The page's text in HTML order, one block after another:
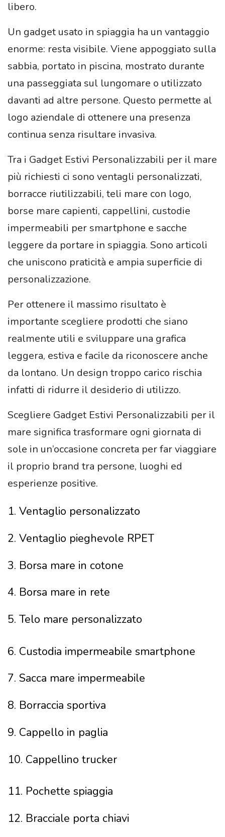
libero.
Un gadget usato in spiaggia ha un vantaggio
enorme: resta visibile. Viene appoggiato sulla
sabbia, portato in piscina, mostrato durante
una passeggiata sul lungomare o utilizzato
davanti ad altre persone. Questo permette al
logo aziendale di ottenere una presenza
continua senza risultare invasiva.
Tra i Gadget Estivi Personalizzabili per il mare
più richiesti ci sono ventagli personalizzati,
borracce riutilizzabili, teli mare con logo,
borse mare capienti, cappellini, custodie
impermeabili per smartphone e sacche
leggere da portare in spiaggia. Sono articoli
che uniscono praticità e ampia superficie di
personalizzazione.
Per ottenere il massimo risultato è
importante scegliere prodotti che siano
realmente utili e sviluppare una grafica
leggera, estiva e facile da riconoscere anche
da lontano. Un design troppo carico rischia
infatti di ridurre il desiderio di utilizzo.
Scegliere Gadget Estivi Personalizzabili per il
mare significa trasformare ogni giornata di
sole in un’occasione concreta per far viaggiare
il proprio brand tra persone, luoghi ed
esperienze positive.
1. Ventaglio personalizzato
2. Ventaglio pieghevole RPET
3. Borsa mare in cotone
4. Borsa mare in rete
5. Telo mare personalizzato
6. Custodia impermeabile smartphone
7. Sacca mare impermeabile
8. Borraccia sportiva
9. Cappello in paglia
10. Cappellino trucker
11. Pochette spiaggia
12. Bracciale porta chiavi